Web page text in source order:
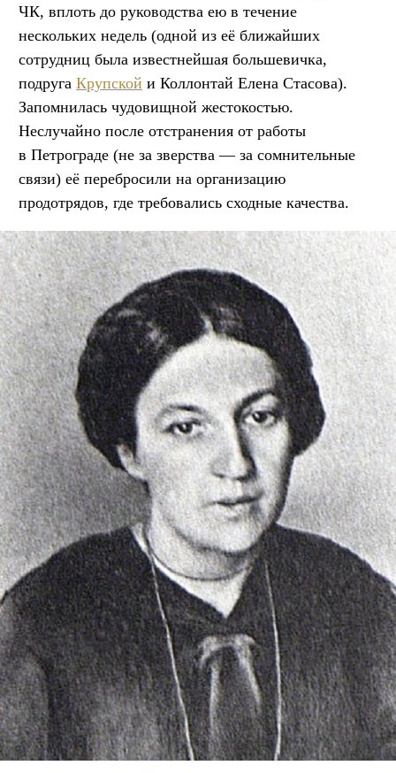
ЧК, вплоть до руководства ею в течение
нескольких недель (одной из её ближайших
сотрудниц была известнейшая большевичка,
подруга Крупской и Коллонтай Елена Стасова).
Запомнилась чудовищной жестокостью.
Неслучайно после отстранения от работы
в Петрограде (не за зверства — за сомнительные
связи) её перебросили на организацию
продотрядов, где требовались сходные качества.